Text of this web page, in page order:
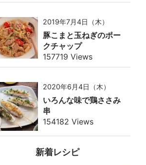
2019年7月4日（木）
豚こまと玉ねぎのポー
クチャップ
157719 Views
2020年6月4日（木）
いろんな味で鶏ささみ
串
154182 Views
新着レシピ